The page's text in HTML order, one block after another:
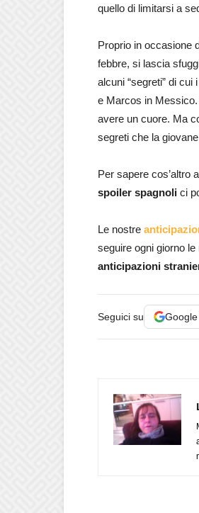
quello di limitarsi a
Proprio in occasione
febbre, si lascia
alcuni “segreti” di
e Marcos in
avere un cuore. Ma
segreti che la
Per sapere cos’altro
spoiler spagnoli ci
Le nostre
seguire ogni giorno
anticipazioni
Seguici su Google